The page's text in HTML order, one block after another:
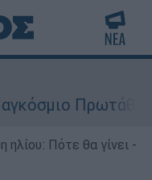
Στίβου
ηλίου: Πότε θα γίνει -